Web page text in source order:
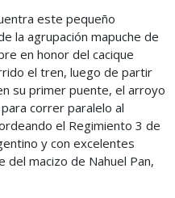
este pequeño
la agrupación mapuche de
en honor del cacique
el tren, luego de partir
su primer puente, el arroyo
correr paralelo al
el Regimiento 3 de
y con excelentes
del macizo de Nahuel Pan,